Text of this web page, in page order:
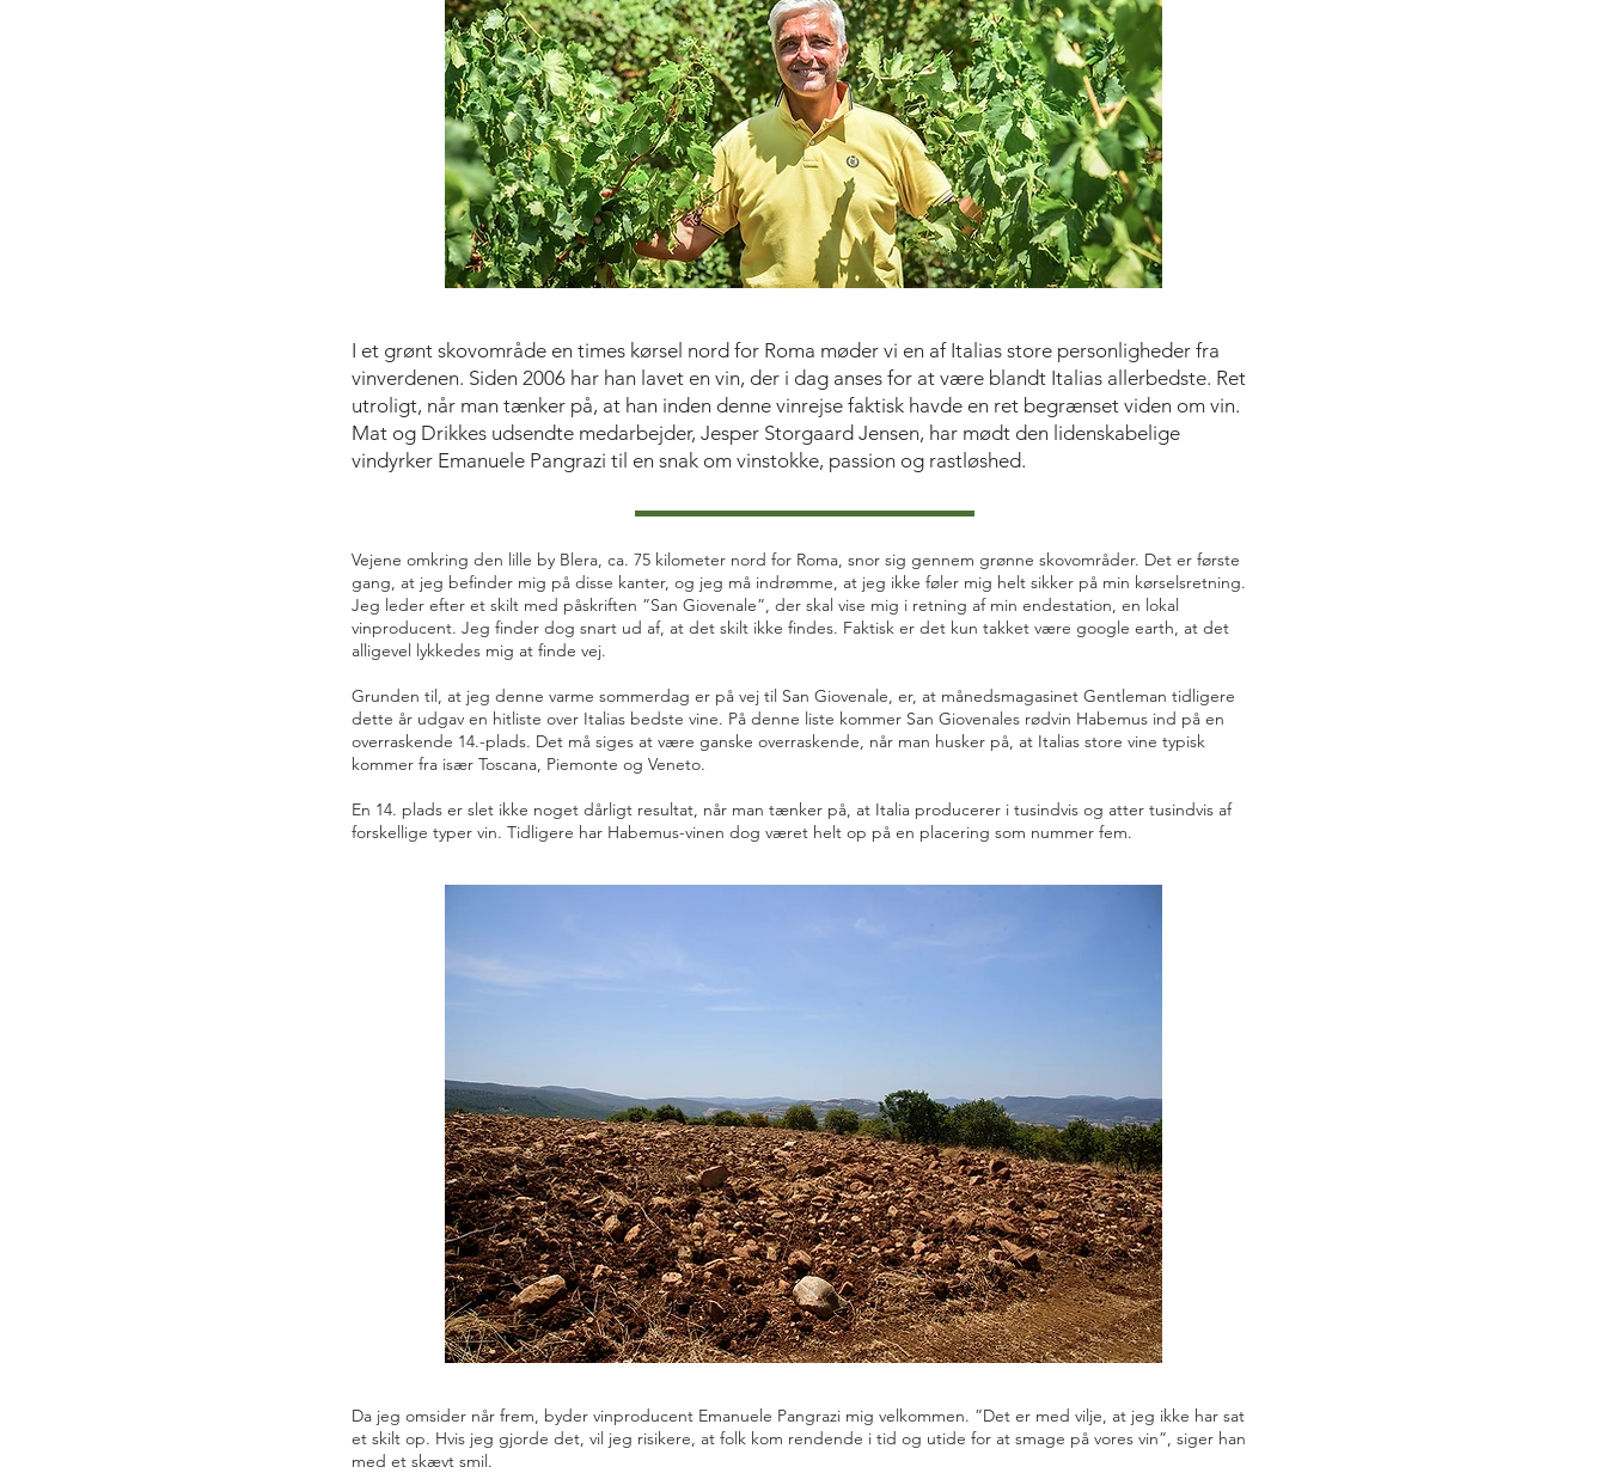
I et grønt skovområde en times kørsel nord for Roma møder vi en af Italias store personligheder fra
vinverdenen. Siden 2006 har han lavet en vin, der i dag anses for at være blandt Italias allerbedste. Ret
utroligt, når man tænker på, at han inden denne vinrejse faktisk havde en ret begrænset viden om vin.
Mat og Drikkes udsendte medarbejder, Jesper Storgaard Jensen, har mødt den lidenskabelige
vindyrker Emanuele Pangrazi til en snak om vinstokke, passion og rastløshed.
Vejene omkring den lille by Blera, ca. 75 kilometer nord for Roma, snor sig gennem grønne skovområder. Det er første
gang, at jeg befinder mig på disse kanter, og jeg må indrømme, at jeg ikke føler mig helt sikker på min kørselsretning.
Jeg leder efter et skilt med påskriften ”San Giovenale”, der skal vise mig i retning af min endestation, en lokal
vinproducent. Jeg finder dog snart ud af, at det skilt ikke findes. Faktisk er det kun takket være google earth, at det
alligevel lykkedes mig at finde vej.
Grunden til, at jeg denne varme sommerdag er på vej til San Giovenale, er, at månedsmagasinet Gentleman tidligere
dette år udgav en hitliste over Italias bedste vine. På denne liste kommer San Giovenales rødvin Habemus ind på en
overraskende 14.-plads. Det må siges at være ganske overraskende, når man husker på, at Italias store vine typisk
kommer fra især Toscana, Piemonte og Veneto.
En 14. plads er slet ikke noget dårligt resultat, når man tænker på, at Italia producerer i tusindvis og atter tusindvis af
forskellige typer vin. Tidligere har Habemus-vinen dog været helt op på en placering som nummer fem.
Da jeg omsider når frem, byder vinproducent Emanuele Pangrazi mig velkommen. ”Det er med vilje, at jeg ikke har sat
et skilt op. Hvis jeg gjorde det, vil jeg risikere, at folk kom rendende i tid og utide for at smage på vores vin”, siger han
med et skævt smil.